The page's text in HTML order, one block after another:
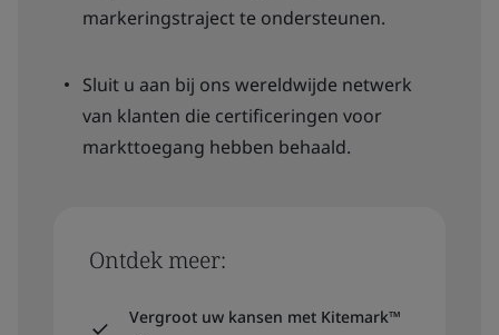
markeringstraject te ondersteunen.
Sluit u aan bij ons wereldwijde netwerk
van klanten die certificeringen voor
markttoegang hebben behaald.
Ontdek meer:
Vergroot uw kansen met Kitemark™